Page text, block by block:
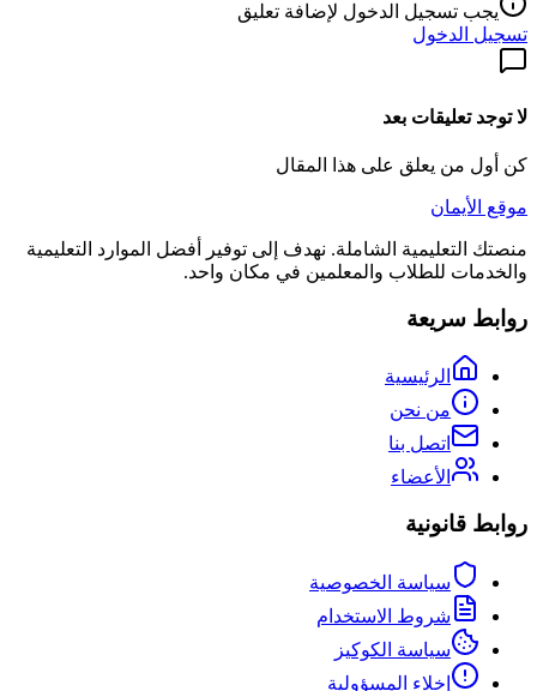
يجب تسجيل الدخول لإضافة تعليق
تسجيل الدخول
لا توجد تعليقات بعد
كن أول من يعلق على هذا المقال
موقع الأيمان
منصتك التعليمية الشاملة. نهدف إلى توفير أفضل الموارد التعليمية
والخدمات للطلاب والمعلمين في مكان واحد.
روابط سريعة
الرئيسية
من نحن
اتصل بنا
الأعضاء
روابط قانونية
سياسة الخصوصية
شروط الاستخدام
سياسة الكوكيز
إخلاء المسؤولية